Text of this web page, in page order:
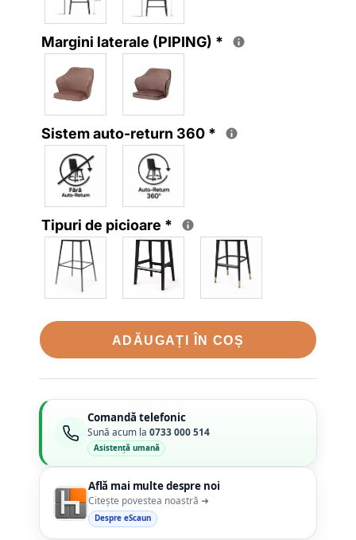
Margini laterale (PIPING) *
Sistem auto-return 360 *
Tipuri de picioare *
ADĂUGAȚI ÎN COȘ
Comandă telefonic
Sună acum la0733 000 514
Asistență umană
Află mai multe despre noi
Citește povestea noastră ➜
Despre eScaun